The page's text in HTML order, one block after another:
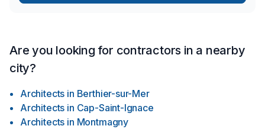
Are you looking for contractors in a nearby
city?
Architects in Berthier-sur-Mer
Architects in Cap-Saint-Ignace
Architects in Montmagny